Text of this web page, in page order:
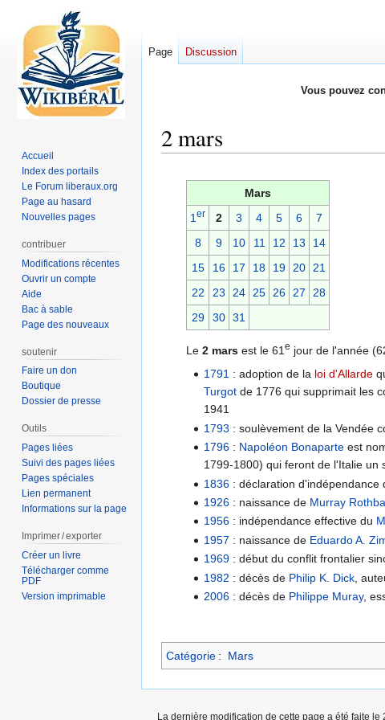
Vous pouvez
2 mars
navigation
recherche
Mars
1er 2 3 4 5 6
7
8
9 10 11 12 13
14
15
16 17 18 19 20 21
22
23 24 25 26 27
28
29
30 31
Le 2 mars est le 61e jour de l'année
1791 : adoption de la loi d'Allarde
Turgot de 1776 qui supprimait les
1941
1793 : soulèvement de la Vendée
1796 : Napoléon Bonaparte est
1799-1800) qui feront de l'Italie un
1836 : déclaration d'indépendance
1926 : naissance de Murray
1956 : indépendance effective du
1957 : naissance de Eduardo A.
1969 : début du conflit frontalier
1982 : décès de Philip K. Dick ,
2006 : décès de Philippe Muray,
Catégorie : Mars
Page Discussion
Accueil
Index des portails
Le Forum liberaux.org
Page au hasard
Nouvelles pages
contribuer
Modifications récentes
Ouvrir un compte
Aide
Bac à sable
Page des nouveaux
soutenir
Faire un don
Boutique
Dossier de presse
Outils
Pages liées
Suivi des pages liées
Pages spéciales
Lien permanent
Informations sur la page
Imprimer / exporter
Créer un livre
Télécharger comme
PDF
Version imprimable
La dernière modification de cette page a été faite le